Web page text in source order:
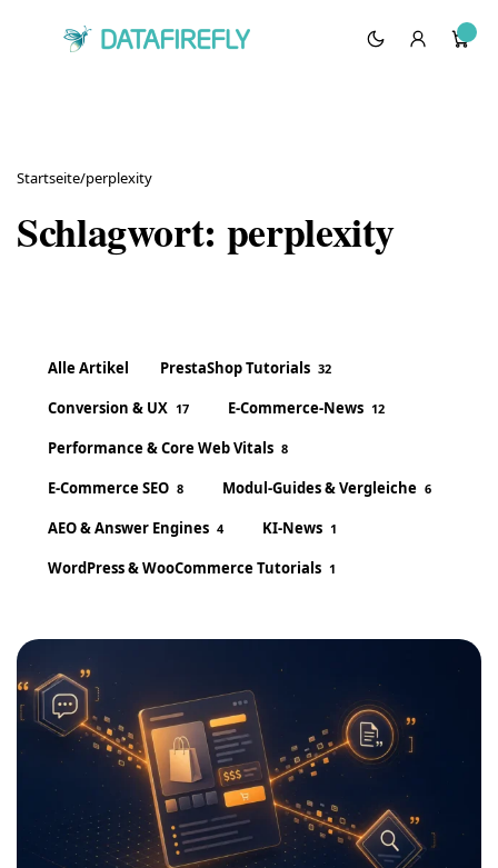
Startseite/perplexity
Schlagwort: perplexity
Alle Artikel PrestaShop Tutorials 32
Conversion & UX 17 E-Commerce-News 12
Performance & Core Web Vitals 8
E-Commerce SEO 8 Modul-Guides & Vergleiche 6
AEO & Answer Engines 4 KI-News 1
WordPress & WooCommerce Tutorials 1